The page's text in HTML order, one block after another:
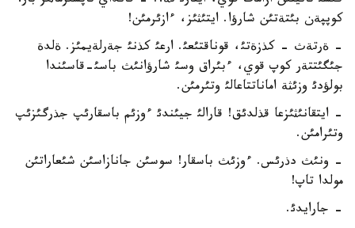
كوپپةن بئتةتئن شارؤا. ايتئثئز، ءازئرمئن!
- ةرتةث - كذزةتئ، قوناقتئعئ. ارعئ كذنئ جةرلةيمئز. ةلدة
جئگئتتةر كوپ قوي، ءبئراق وسئ شارؤانئث باسئ-قاسئندا
بولؤدئ وزئثة اماناتتاعالئ وتئرمئن.
- ايتقانئثئزعا قذلدئق! قارالئ جيئندئ ءوزئم باسقارئپ جذرگئزئپ
وتئرامئن.
- ونئث دذرئس. ءوزئث باسقار! سوسئن جانازاسئن شئعاراتئن
مولدا تاپ!
- جارايدئ.